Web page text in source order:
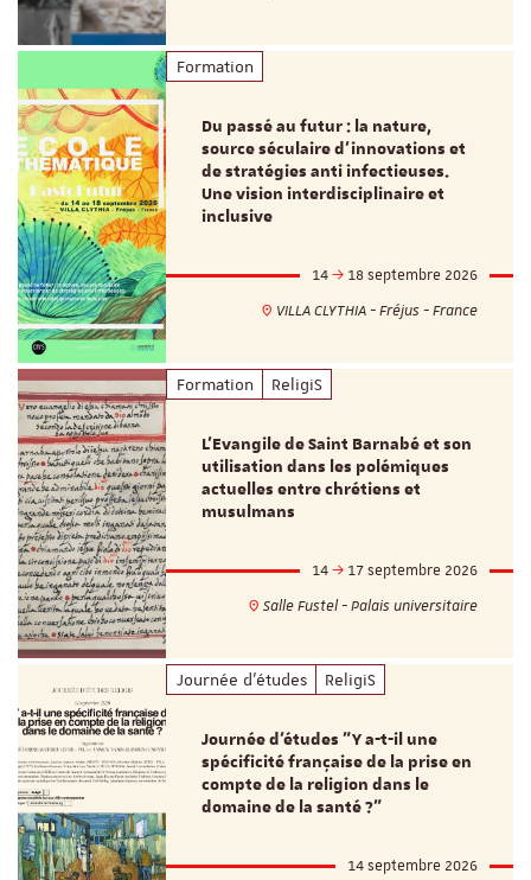
Formation
Du passé au futur : la nature,
source séculaire d’innovations et
de stratégies anti infectieuses.
Une vision interdisciplinaire et
inclusive
14
18 septembre 2026
VILLA CLYTHIA - Fréjus - France
Formation ReligiS
L’Evangile de Saint Barnabé et son
utilisation dans les polémiques
actuelles entre chrétiens et
musulmans
14
17 septembre 2026
Salle Fustel - Palais universitaire
Journée d'études ReligiS
Journée d’études "Y a-t-il une
spécificité française de la prise en
compte de la religion dans le
domaine de la santé ?"
14 septembre 2026